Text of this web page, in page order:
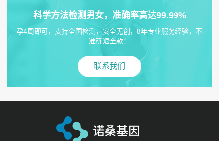
科学方法检测男女，准确率高达99.99%
孕4周即可，支持全国检测，安全无创，8年专业服务经验，不
准确退全款！
联系我们